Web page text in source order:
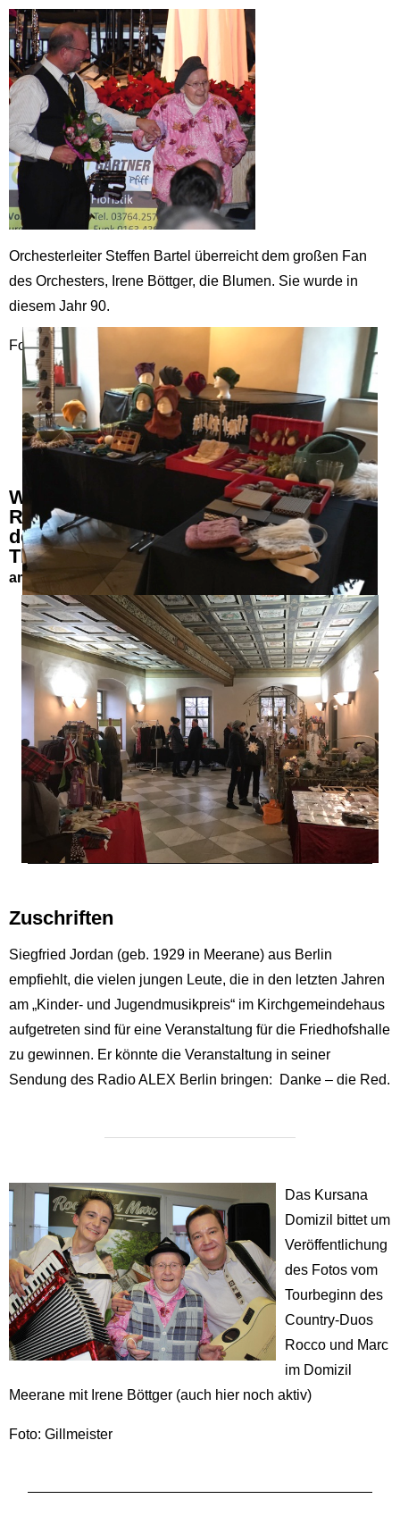
Orchesterleiter Steffen Bartel überreicht dem großen Fan
des Orchesters, Irene Böttger, die Blumen. Sie wurde in
diesem Jahr 90.
Fotos: Claudia Richter
Weihnachtsmarkt im und um das
Renaissanceschloss Ponitz,
dem kulturellen Scharnier zwischen
Thüringen und Sachsen
am 08./09.12.
Zuschriften
Siegfried Jordan (geb. 1929 in Meerane) aus Berlin
empfiehlt, die vielen jungen Leute, die in den letzten Jahren
am „Kinder- und Jugendmusikpreis“ im Kirchgemeindehaus
aufgetreten sind für eine Veranstaltung für die Friedhofshalle
zu gewinnen. Er könnte die Veranstaltung in seiner
Sendung des Radio ALEX Berlin bringen: Danke – die Red.
Das Kursana
Domizil bittet um
Veröffentlichung
des Fotos vom
Tourbeginn des
Country-Duos
Rocco und Marc
im Domizil
Meerane mit Irene Böttger (auch hier noch aktiv)
Foto: Gillmeister